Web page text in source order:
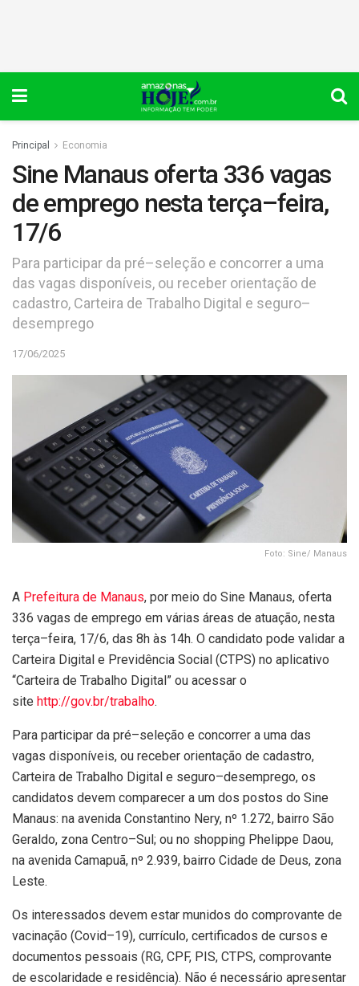
Principal Economia
Sine Manaus oferta 336 vagas
de emprego nesta terça–feira,
17/6
Para participar da pré–seleção e concorrer a uma
das vagas disponíveis, ou receber orientação de
cadastro, Carteira de Trabalho Digital e seguro–
desemprego
17/06/2025
Foto: Sine/ Manaus
A Prefeitura de Manaus, por meio do Sine Manaus, oferta
336 vagas de emprego em várias áreas de atuação, nesta
terça–feira, 17/6, das 8h às 14h. O candidato pode validar a
Carteira Digital e Previdência Social (CTPS) no aplicativo
“Carteira de Trabalho Digital” ou acessar o
site http://gov.br/trabalho.
Para participar da pré–seleção e concorrer a uma das
vagas disponíveis, ou receber orientação de cadastro,
Carteira de Trabalho Digital e seguro–desemprego, os
candidatos devem comparecer a um dos postos do Sine
Manaus: na avenida Constantino Nery, nº 1.272, bairro São
Geraldo, zona Centro–Sul; ou no shopping Phelippe Daou,
na avenida Camapuã, nº 2.939, bairro Cidade de Deus, zona
Leste.
Os interessados devem estar munidos do comprovante de
vacinação (Covid–19), currículo, certificados de cursos e
documentos pessoais (RG, CPF, PIS, CTPS, comprovante
de escolaridade e residência). Não é necessário apresentar